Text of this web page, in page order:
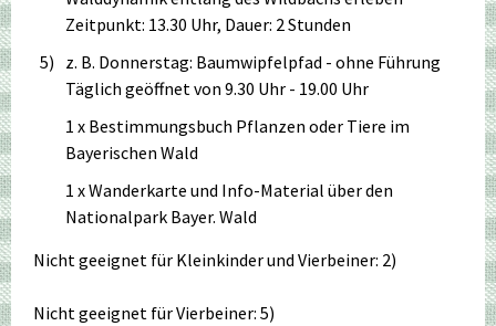
Zeitpunkt: 13.30 Uhr, Dauer: 2 Stunden
5) z. B. Donnerstag: Baumwipfelpfad - ohne Führung
Täglich geöffnet von 9.30 Uhr - 19.00 Uhr
1 x Bestimmungsbuch Pflanzen oder Tiere im
Bayerischen Wald
1 x Wanderkarte und Info-Material über den
Nationalpark Bayer. Wald
Nicht geeignet für Kleinkinder und Vierbeiner: 2)
Nicht geeignet für Vierbeiner: 5)